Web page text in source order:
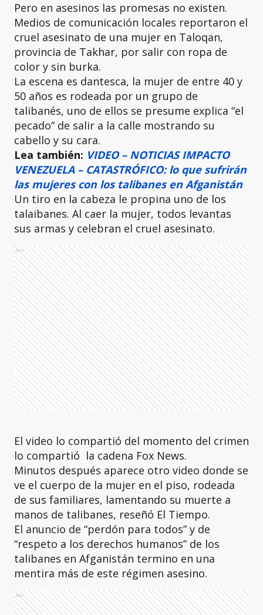
Pero en asesinos las promesas no existen.
Medios de comunicación locales reportaron el
cruel asesinato de una mujer en Taloqan,
provincia de Takhar, por salir con ropa de
color y sin burka.
La escena es dantesca, la mujer de entre 40 y
50 años es rodeada por un grupo de
talibanés, uno de ellos se presume explica “el
pecado” de salir a la calle mostrando su
cabello y su cara.
Lea también: VIDEO – NOTICIAS IMPACTO
VENEZUELA – CATASTRÓFICO: lo que sufrirán
las mujeres con los talibanes en Afganistán
Un tiro en la cabeza le propina uno de los
talaibanes. Al caer la mujer, todos levantas
sus armas y celebran el cruel asesinato.
Ads
El video lo compartió del momento del crimen
lo compartió la cadena Fox News.
Minutos después aparece otro video donde se
ve el cuerpo de la mujer en el piso, rodeada
de sus familiares, lamentando su muerte a
manos de talibanes, reseñó El Tiempo.
El anuncio de “perdón para todos” y de
“respeto a los derechos humanos” de los
talibanes en Afganistán termino en una
mentira más de este régimen asesino.
Ads